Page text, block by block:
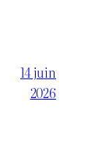
14 juin
2026